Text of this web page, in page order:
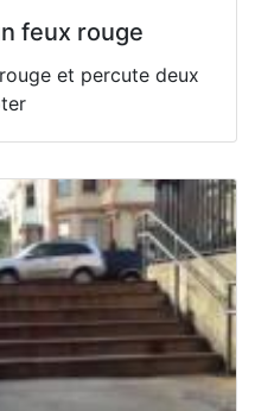
feux rouge
et percute deux